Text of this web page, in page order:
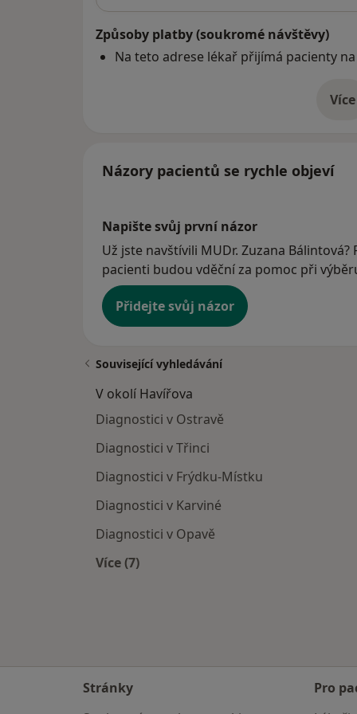
Způsoby platby (soukromé návštěvy)
Na teto adrese lékař přijímá pacienty
Více
o
Názory pacientů se rychle objeví
Napište svůj první názor
Už jste navštívili MUDr. Zuzana
pacienti budou vděční za pomoc při
Přidejte svůj názor
Související vyhledávání
V okolí Havířova
Diagnostici v Ostravě
Diagnostici v Třinci
Diagnostici v Frýdku-Místku
Diagnostici v Karviné
Diagnostici v Opavě
Více (7)
Stránky
Pro